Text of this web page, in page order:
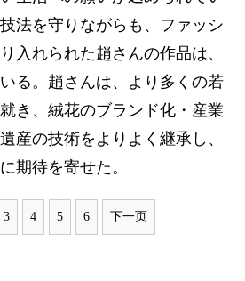
法を守りながらも、ファッシ
入れられた趙さんの作品は、
る。趙さんは、より多くの若
き、絨花のブランド化・産業
産の技術をよりよく継承し、
期待を寄せた。
3 4 5 6 下一页